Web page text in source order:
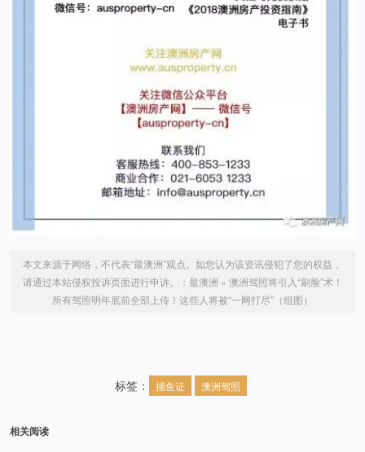
本文来源于网络，不代表“最澳洲”观点。如您认为该资讯侵犯了您的权益，
请通过本站侵权投诉页面进行申诉。： 最澳洲 » 澳洲驾照将引入“刷脸”术！
所有驾照明年底前全部上传！这些人将被“一网打尽”（组图）
标签： 捕鱼证 澳洲驾照
相关阅读